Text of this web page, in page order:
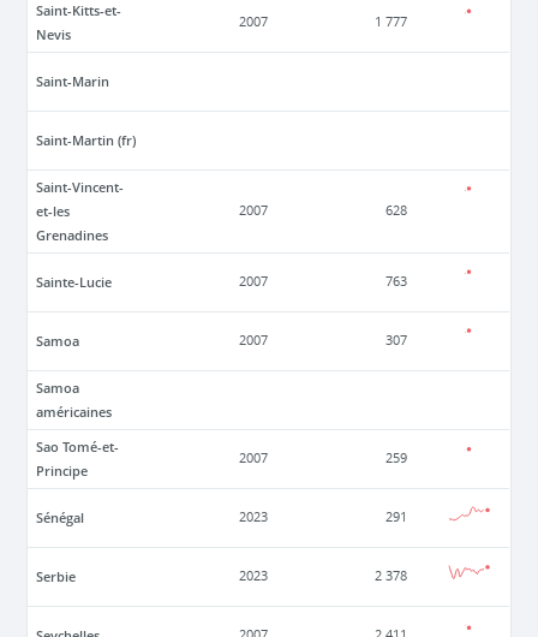
Saint-Kitts-et-
Nevis
2007 1 777
Saint-Marin
Saint-Martin (fr)
Saint-Vincent-
et-les
Grenadines
2007 628
Sainte-Lucie 2007 763
Samoa 2007 307
Samoa
américaines
Sao Tomé-et-
Principe
2007 259
Sénégal 2023 291
Serbie 2023 2 378